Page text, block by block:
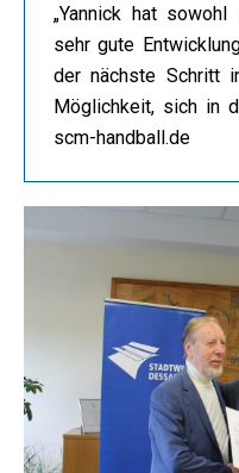
„Yannick hat
sehr gute
der nächste Schritt
Möglichkeit, sich in
scm-handball.de